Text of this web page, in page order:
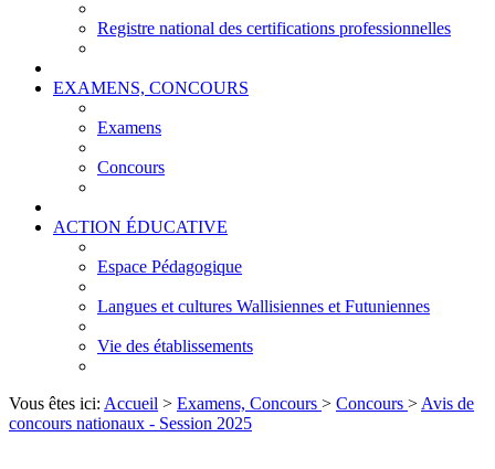
Registre national des certifications professionnelles
EXAMENS, CONCOURS
Examens
Concours
ACTION ÉDUCATIVE
Espace Pédagogique
Langues et cultures Wallisiennes et Futuniennes
Vie des établissements
Vous êtes ici: Accueil > Examens, Concours > Concours > Avis de
concours nationaux - Session 2025